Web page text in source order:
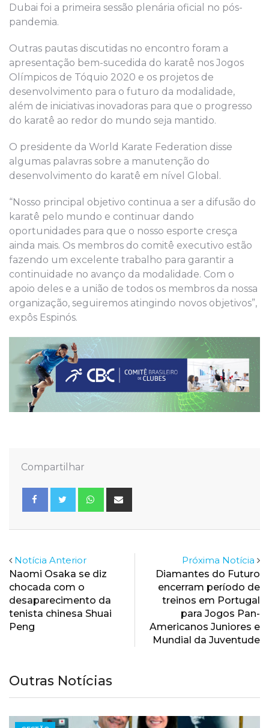
Dubai foi a primeira sessão plenária oficial no pós-
pandemia.
Outras pautas discutidas no encontro foram a
apresentação bem-sucedida do karatê nos Jogos
Olímpicos de Tóquio 2020 e os projetos de
desenvolvimento para o futuro da modalidade,
além de iniciativas inovadoras para que o progresso
do karatê ao redor do mundo seja mantido.
O presidente da World Karate Federation disse
algumas palavras sobre a manutenção do
desenvolvimento do karatê em nível Global.
“Nosso principal objetivo continua a ser a difusão do
karatê pelo mundo e continuar dando
oportunidades para que o nosso esporte cresça
ainda mais. Os membros do comitê executivo estão
fazendo um excelente trabalho para garantir a
continuidade no avanço da modalidade. Com o
apoio deles e a união de todos os membros da nossa
organização, seguiremos atingindo novos objetivos”,
expôs Espinós.
Compartilhar
Whatsapp
Notícia Anterior
Naomi Osaka se diz
chocada com o
desaparecimento da
tenista chinesa Shuai
Peng
Próxima Notícia
Diamantes do Futuro
encerram período de
treinos em Portugal
para Jogos Pan-
Americanos Juniores e
Mundial da Juventude
Outras Notícias